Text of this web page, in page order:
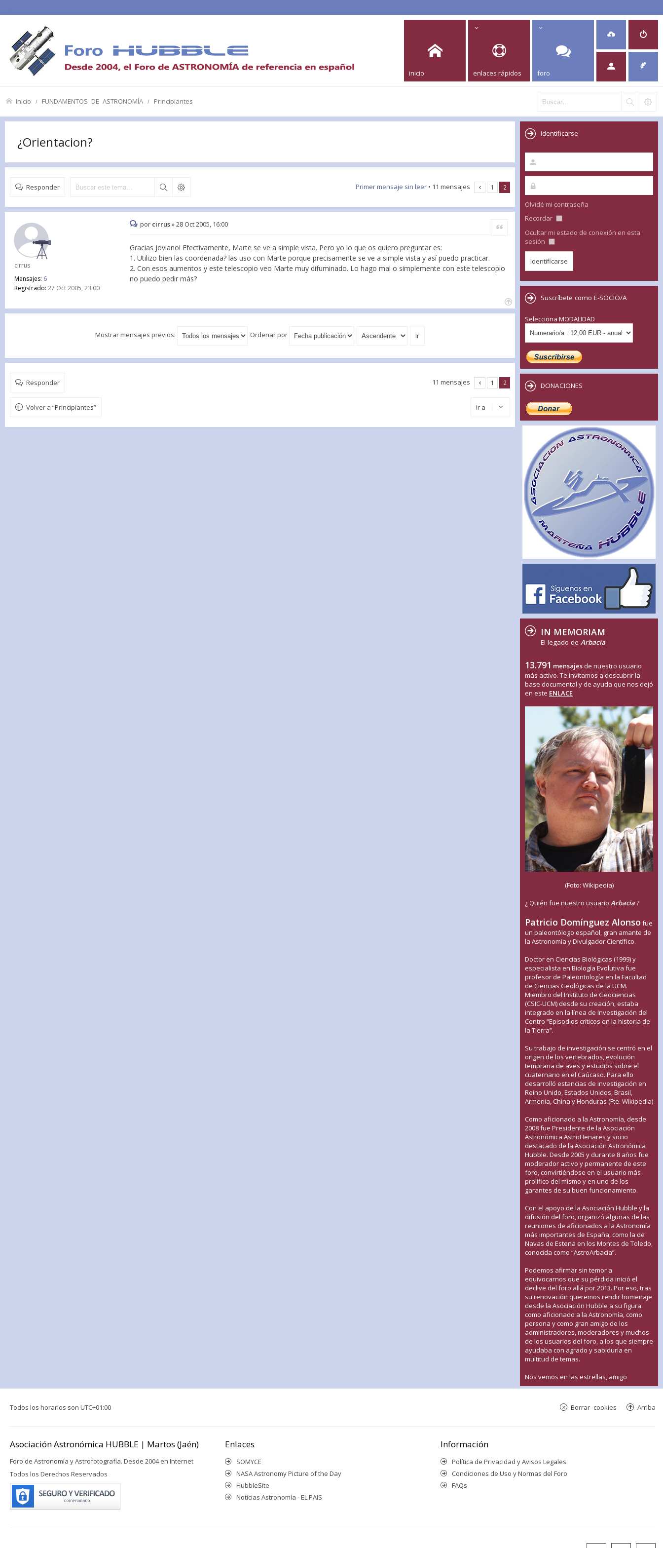
inicio enlaces rápidos foro
Inicio FUNDAMENTOS DE ASTRONOMÍA Principiantes
¿Orientacion?
Responder Primer mensaje sin leer • 11 mensajes 1 2
cirrus
Mensajes: 6
Registrado: 27 Oct 2005, 23:00
Citar
por cirrus»28 Oct 2005, 16:00
Gracias Joviano! Efectivamente, Marte se ve a simple vista. Pero yo lo que os quiero preguntar es:
1. Utilizo bien las coordenada? las uso con Marte porque precisamente se ve a simple vista y así puedo practicar.
2. Con esos aumentos y este telescopio veo Marte muy difuminado. Lo hago mal o simplemente con este telescopio
no puedo pedir más?
Mostrar mensajes previos: Ordenar por
Responder 11 mensajes 1 2
Volver a “Principiantes” Ir a
Identificarse
Olvidé mi contraseña
Recordar
Ocultar mi estado de conexión en esta
sesión
Suscríbete como E-SOCIO/A
Selecciona MODALIDAD
DONACIONES
IN MEMORIAM
El legado de Arbacia
13.791 mensajes de nuestro usuario
más activo. Te invitamos a descubrir la
base documental y de ayuda que nos dejó
en este ENLACE
(Foto: Wikipedia)
¿ Quién fue nuestro usuario Arbacia?
Patricio Domínguez Alonso fue
un paleontólogo español, gran amante de
la Astronomía y Divulgador Científico.
Doctor en Ciencias Biológicas (1999) y
especialista en Biología Evolutiva fue
profesor de Paleontología en la Facultad
de Ciencias Geológicas de la UCM.
Miembro del Instituto de Geociencias
(CSIC-UCM) desde su creación, estaba
integrado en la línea de Investigación del
Centro “Episodios críticos en la historia de
la Tierra”.
Su trabajo de investigación se centró en el
origen de los vertebrados, evolución
temprana de aves y estudios sobre el
cuaternario en el Caúcaso. Para ello
desarrolló estancias de investigación en
Reino Unido, Estados Unidos, Brasil,
Armenia, China y Honduras (Fte. Wikipedia)
Como aficionado a la Astronomía, desde
2008 fue Presidente de la Asociación
Astronómica AstroHenares y socio
destacado de la Asociación Astronómica
Hubble. Desde 2005 y durante 8 años fue
moderador activo y permanente de este
foro, convirtiéndose en el usuario más
prolífico del mismo y en uno de los
garantes de su buen funcionamiento.
Con el apoyo de la Asociación Hubble y la
difusión del foro, organizó algunas de las
reuniones de aficionados a la Astronomía
más importantes de España, como la de
Navas de Estena en los Montes de Toledo,
conocida como “AstroArbacia”.
Podemos afirmar sin temor a
equivocarnos que su pérdida inició el
declive del foro allá por 2013. Por eso, tras
su renovación queremos rendir homenaje
desde la Asociación Hubble a su figura
como aficionado a la Astronomía, como
persona y como gran amigo de los
administradores, moderadores y muchos
de los usuarios del foro, a los que siempre
ayudaba con agrado y sabiduría en
multitud de temas.
Nos vemos en las estrellas, amigo
Todos los horarios son UTC+01:00 Arriba
Borrar cookies
Asociación Astronómica HUBBLE | Martos (Jaén)
Foro de Astronomía y Astrofotografía. Desde 2004 en Internet
Todos los Derechos Reservados
Enlaces
SOMYCE
NASA Astronomy Picture of the Day
HubbleSite
Noticias Astronomía - EL PAIS
Información
Política de Privacidad y Avisos Legales
Condiciones de Uso y Normas del Foro
FAQs